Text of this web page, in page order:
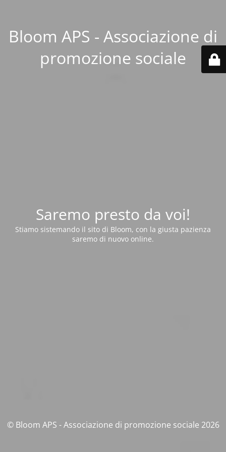
Bloom APS - Associazione di
promozione sociale
Saremo presto da voi!
Stiamo sistemando il sito di Bloom, con la giusta pazienza
saremo di nuovo online.
© Bloom APS - Associazione di promozione sociale 2026